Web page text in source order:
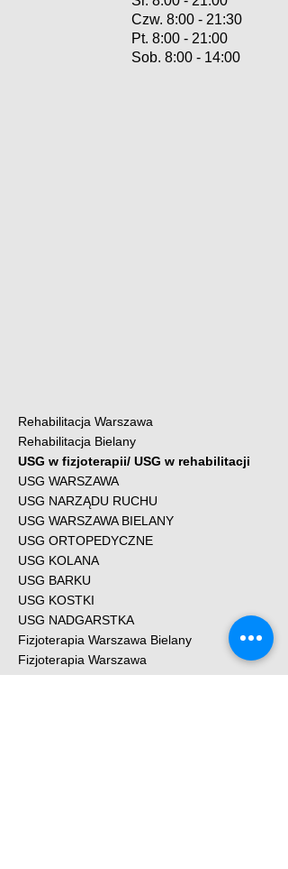
Czw. 8:00 - 21:30
Pt. 8:00 - 21:00
Sob. 8:00 - 14:00
Rehabilitacja Warszawa
Rehabilitacja Bielany
USG w fizjoterapii/ USG w rehabilitacji
USG WARSZAWA
USG NARZĄDU RUCHU
USG WARSZAWA BIELANY
USG ORTOPEDYCZNE
USG KOLANA
USG BARKU
USG KOSTKI
USG NADGARSTKA
Fizjoterapia Warszawa Bielany
Fizjoterapia Warszawa
Fizjoterapia Bielany